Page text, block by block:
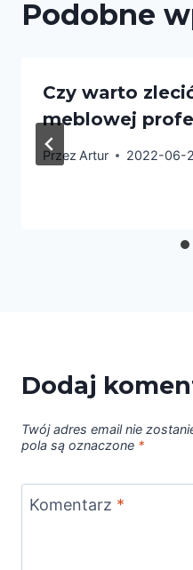
Podobne
Czy warto
meblowej
Przez Artur 2022-06-
Dodaj
Twój adres email nie
pola są oznaczone *
Komentarz *